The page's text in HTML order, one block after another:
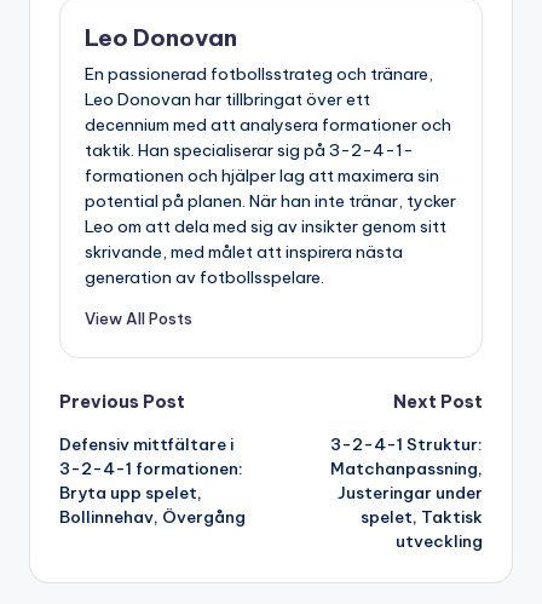
Leo Donovan
En passionerad fotbollsstrateg och tränare,
Leo Donovan har tillbringat över ett
decennium med att analysera formationer och
taktik. Han specialiserar sig på 3-2-4-1-
formationen och hjälper lag att maximera sin
potential på planen. När han inte tränar, tycker
Leo om att dela med sig av insikter genom sitt
skrivande, med målet att inspirera nästa
generation av fotbollsspelare.
View All Posts
Post
navigation
Previous Post
Defensiv mittfältare i
3-2-4-1 formationen:
Bryta upp spelet,
Bollinnehav, Övergång
Next Post
3-2-4-1 Struktur:
Matchanpassning,
Justeringar under
spelet, Taktisk
utveckling